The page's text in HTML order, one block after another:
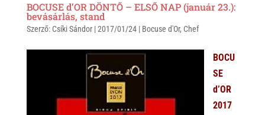
t
s
e
r
e
b
o
k
BOCUSE d’OR DÖNTŐ – ELSŐ NAP (január 23.):
bevásárlás, stand
Szerző: Csíki Sándor|2017/01/24| Bocuse d'Or, Chef
BOCU
SE
d’OR
2017